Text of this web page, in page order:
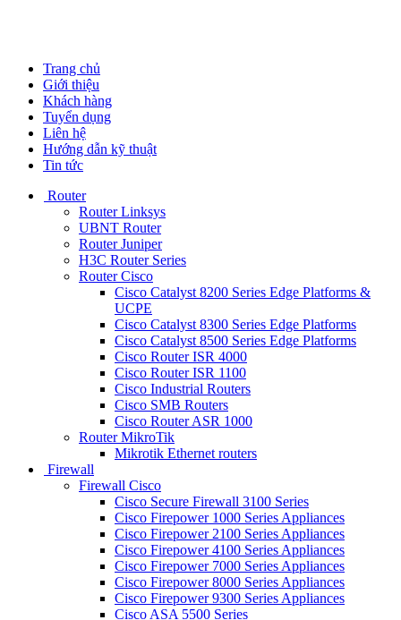
Trang chủ
Giới thiệu
Khách hàng
Tuyển dụng
Liên hệ
Hướng dẫn kỹ thuật
Tin tức
Router
Router Linksys
UBNT Router
Router Juniper
H3C Router Series
Router Cisco
Cisco Catalyst 8200 Series Edge Platforms &
UCPE
Cisco Catalyst 8300 Series Edge Platforms
Cisco Catalyst 8500 Series Edge Platforms
Cisco Router ISR 4000
Cisco Router ISR 1100
Cisco Industrial Routers
Cisco SMB Routers
Cisco Router ASR 1000
Router MikroTik
Mikrotik Ethernet routers
Firewall
Firewall Cisco
Cisco Secure Firewall 3100 Series
Cisco Firepower 1000 Series Appliances
Cisco Firepower 2100 Series Appliances
Cisco Firepower 4100 Series Appliances
Cisco Firepower 7000 Series Appliances
Cisco Firepower 8000 Series Appliances
Cisco Firepower 9300 Series Appliances
Cisco ASA 5500 Series